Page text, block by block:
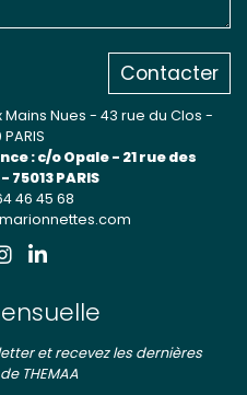
Contacter
Nues - 43 rue du Clos -
: c/o Opale - 21 rue des
PARIS
46 45 68
et recevez les dernières
THEMAA